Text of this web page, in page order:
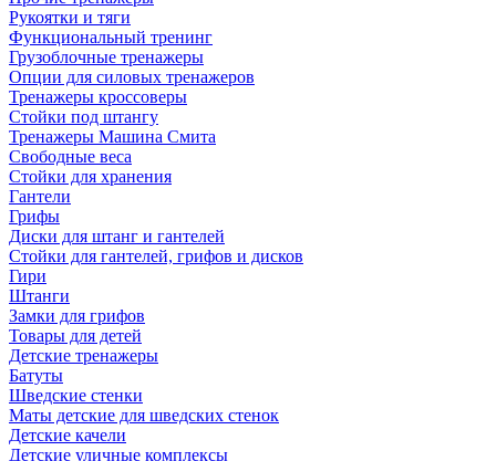
Рукоятки и тяги
Функциональный тренинг
Грузоблочные тренажеры
Опции для силовых тренажеров
Тренажеры кроссоверы
Стойки под штангу
Тренажеры Машина Смита
Свободные веса
Стойки для хранения
Гантели
Грифы
Диски для штанг и гантелей
Стойки для гантелей, грифов и дисков
Гири
Штанги
Замки для грифов
Товары для детей
Детские тренажеры
Батуты
Шведские стенки
Маты детские для шведских стенок
Детские качели
Детские уличные комплексы